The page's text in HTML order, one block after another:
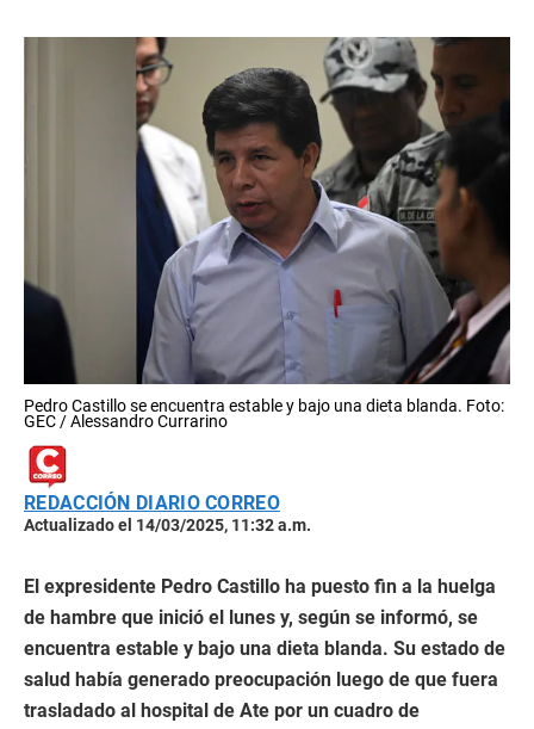
Pedro Castillo se encuentra estable y bajo una dieta blanda. Foto:
GEC / Alessandro Currarino
REDACCIÓN DIARIO CORREO
Actualizado el 14/03/2025, 11:32 a.m.
El expresidente Pedro Castillo ha puesto fin a la huelga
de hambre que inició el lunes y, según se informó, se
encuentra estable y bajo una dieta blanda. Su estado de
salud había generado preocupación luego de que fuera
trasladado al hospital de Ate por un cuadro de